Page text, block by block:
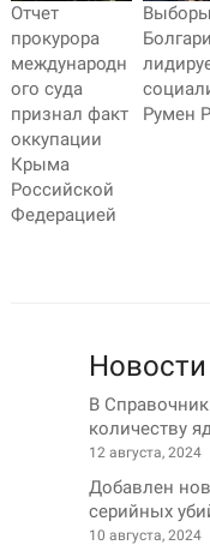
Отчет
прокурора
международн
ого суда
признал факт
оккупации
Крыма
Российской
Федерацией
Румен
В
количеству
12 августа, 2024
Добавлен
серийных
10 августа, 2024